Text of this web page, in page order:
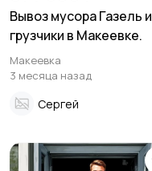
Вывоз мусора Газель и
грузчики в Макеевке.
Макеевка
3 месяца назад
Сергей